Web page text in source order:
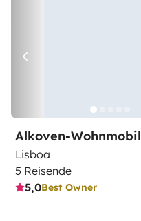
Alkoven-Wohnmobil
Lisboa
5 Reisende
5,0Best Owner